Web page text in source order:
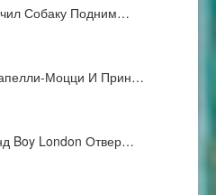
Собаку Подним…
Моцци И Прин…
Boy London Отвер…